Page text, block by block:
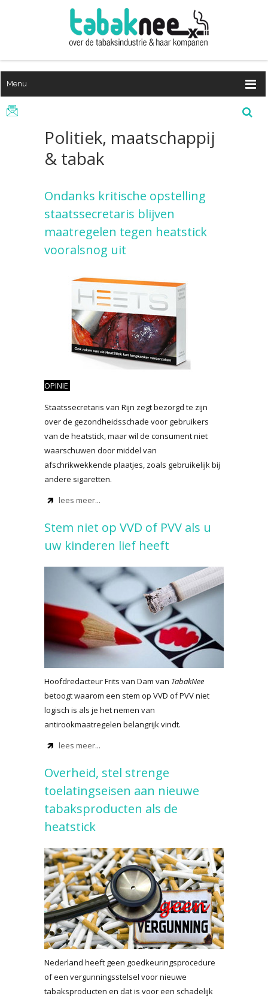
Menu
Politiek, maatschappij
& tabak
Ondanks kritische opstelling
staatssecretaris blijven
maatregelen tegen heatstick
vooralsnog uit
OPINIE
Staatssecretaris van Rijn zegt bezorgd te zijn
over de gezondheidsschade voor gebruikers
van de heatstick, maar wil de consument niet
waarschuwen door middel van
afschrikwekkende plaatjes, zoals gebruikelijk bij
andere sigaretten.
lees meer...
Stem niet op VVD of PVV als u
uw kinderen lief heeft
Hoofdredacteur Frits van Dam van TabakNee
betoogt waarom een stem op VVD of PVV niet
logisch is als je het nemen van
antirookmaatregelen belangrijk vindt.
lees meer...
Overheid, stel strenge
toelatingseisen aan nieuwe
tabaksproducten als de
heatstick
Nederland heeft geen goedkeuringsprocedure
of een vergunningsstelsel voor nieuwe
tabaksproducten en dat is voor een schadelijk